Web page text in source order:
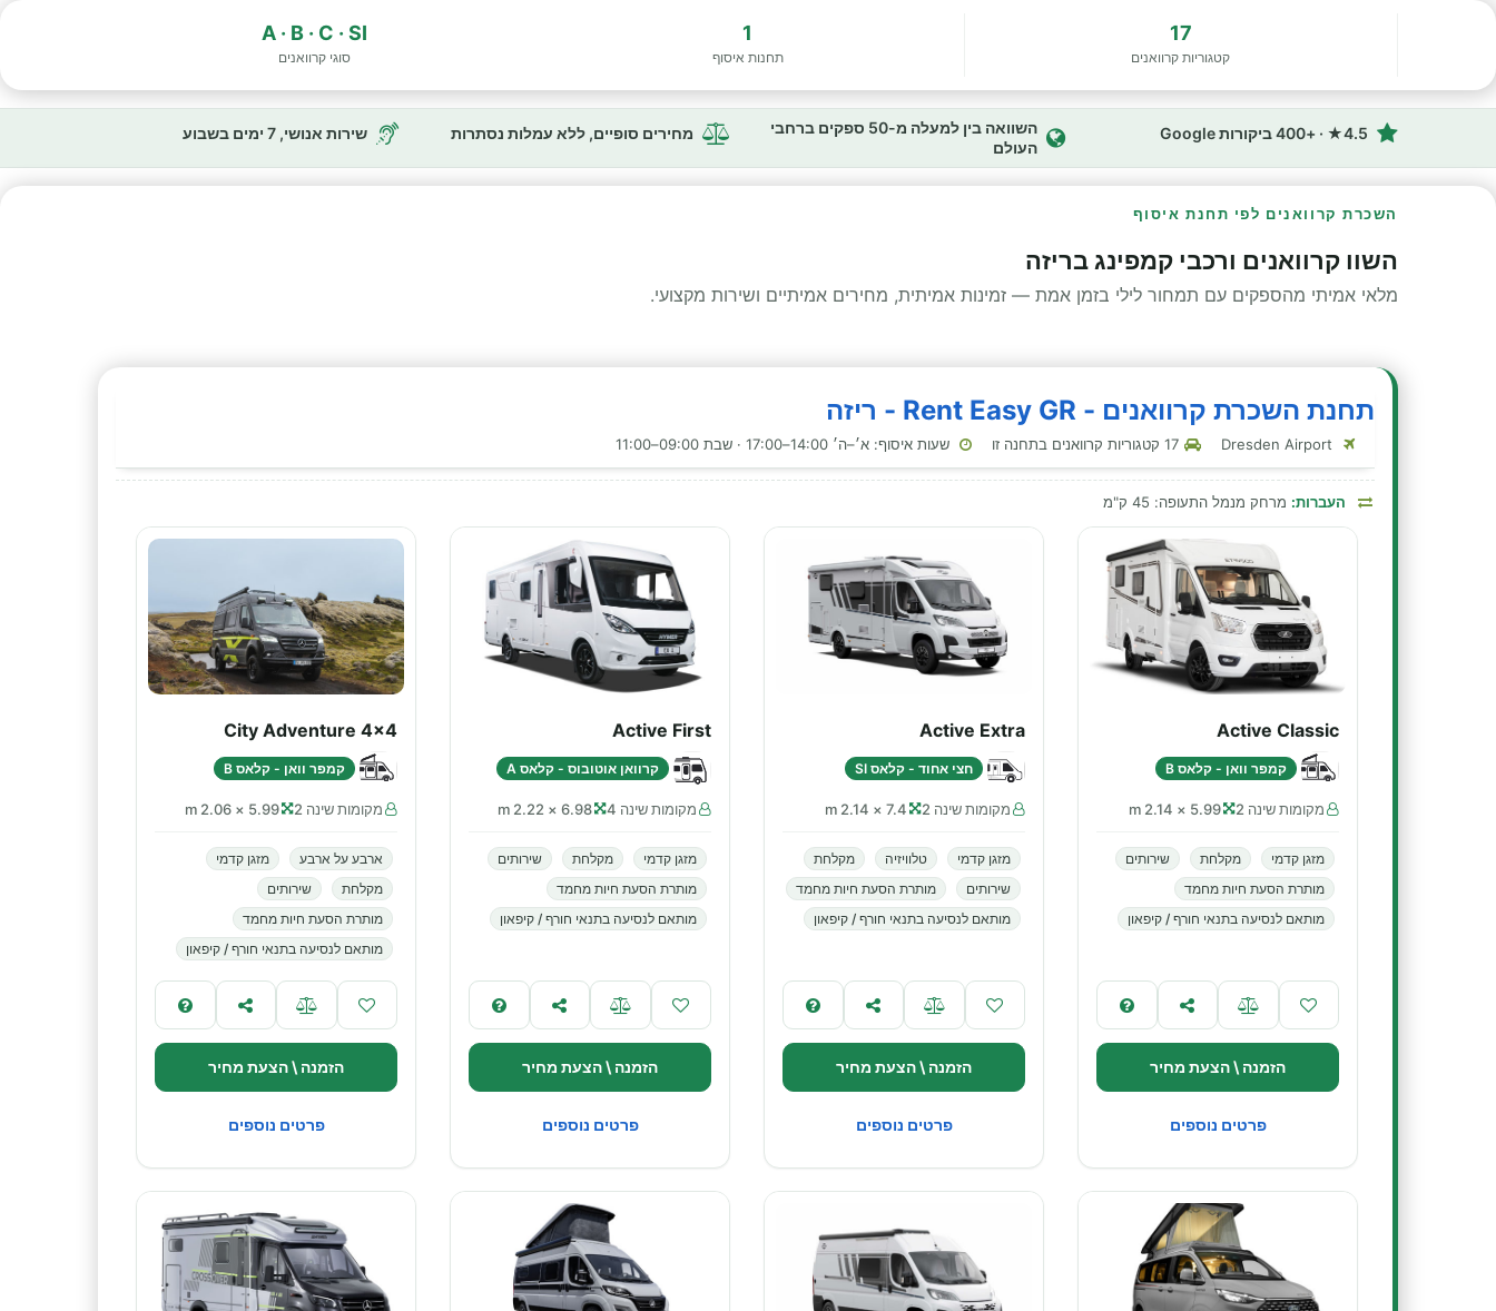
17
קטגוריות קרוואנים
1
תחנות איסוף
A · B · C · SI
סוגי קרוואנים
4.5★ · +400 ביקורות Google
השוואה בין למעלה מ-50 ספקים ברחבי
העולם
מחירים סופיים, ללא עמלות נסתרות שירות אנושי, 7 ימים בשבוע
השכרת קרוואנים לפי תחנת איסוף
השוו קרוואנים ורכבי קמפינג בריזה
מלאי אמיתי מהספקים עם תמחור לילי בזמן אמת — זמינות אמיתית, מחירים אמיתיים ושירות מקצועי.
תחנת השכרת קרוואנים - Rent Easy GR - ריזה
שעות איסוף: א׳–ה׳ 14:00–17:00 · שבת 09:00–11:00
העברות: מרחק מנמל התעופה: 45 ק"מ
Active Classic
קמפר וואן - קלאס B
מקומות שינה 2 5.99 × 2.14 m
מזגן קדמי מקלחת
שירותים
מותרת הסעת חיות מחמד
מותאם לנסיעה בתנאי חורף / קיפאון
הזמנה \ הצעת מחיר
פרטים נוספים
Active Extra
חצי אחוד - קלאס SI
מקומות שינה 2 7.4 × 2.14 m
מזגן קדמי טלוויזיה
מקלחת
שירותים
מותרת הסעת חיות מחמד
מותאם לנסיעה בתנאי חורף / קיפאון
הזמנה \ הצעת מחיר
פרטים נוספים
Active First
קרוואן אוטובוס - קלאס A
מקומות שינה 4 6.98 × 2.22 m
מזגן קדמי מקלחת
שירותים
מותרת הסעת חיות מחמד
מותאם לנסיעה בתנאי חורף / קיפאון
הזמנה \ הצעת מחיר
פרטים נוספים
City Adventure 4x4
קמפר וואן - קלאס B
מקומות שינה 2 5.99 × 2.06 m
ארבע על ארבע
מזגן קדמי
מקלחת
שירותים
מותרת הסעת חיות מחמד
מותאם לנסיעה בתנאי חורף / קיפאון
הזמנה \ הצעת מחיר
פרטים נוספים